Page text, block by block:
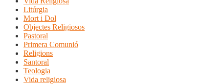
Litúrgia
Mort i Dol
Objectes Religiosos
Pastoral
Primera Comunió
Religions
Santoral
Teologia
Vida religiosa